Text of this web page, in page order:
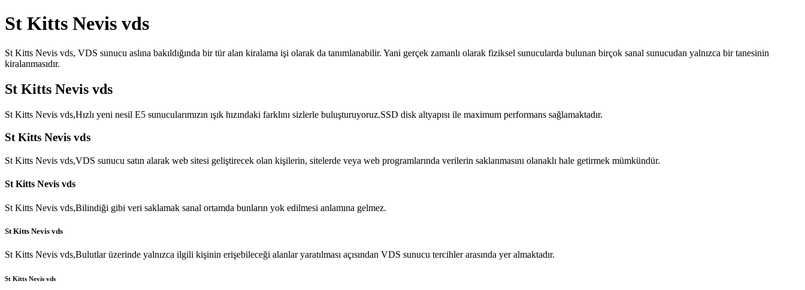
St Kitts Nevis vds
St Kitts Nevis vds, VDS sunucu aslına bakıldığında bir tür alan kiralama işi olarak da tanımlanabilir. Yani gerçek zamanlı olarak fiziksel sunucularda bulunan birçok sanal sunucudan yalnızca bir tanesinin
kiralanmasıdır.
St Kitts Nevis vds
St Kitts Nevis vds,Hızlı yeni nesil E5 sunucularımızın ışık hızındaki farklını sizlerle buluşturuyoruz.SSD disk altyapısı ile maximum performans sağlamaktadır.
St Kitts Nevis vds
St Kitts Nevis vds,VDS sunucu satın alarak web sitesi geliştirecek olan kişilerin, sitelerde veya web programlarında verilerin saklanmasını olanaklı hale getirmek mümkündür.
St Kitts Nevis vds
St Kitts Nevis vds,Bilindiği gibi veri saklamak sanal ortamda bunların yok edilmesi anlamına gelmez.
St Kitts Nevis vds
St Kitts Nevis vds,Bulutlar üzerinde yalnızca ilgili kişinin erişebileceği alanlar yaratılması açısından VDS sunucu tercihler arasında yer almaktadır.
St Kitts Nevis vds